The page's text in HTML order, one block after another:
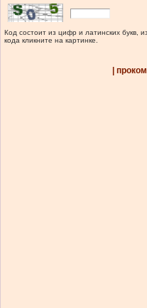
Код состоит из цифр и латинских букв,
кода кликните на картинке.
|